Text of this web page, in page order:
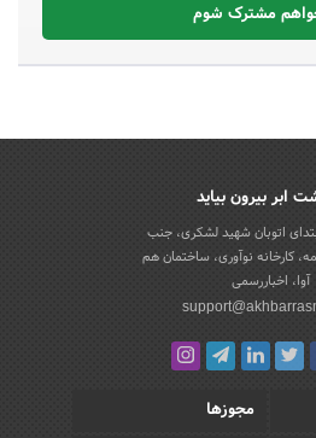
مشترک شوم
ابر بیرون بیاید
اتوبان شهید لشکری، جنب
کارخانه نوآوری، ساختمان هم
آوا، اخباررسمی
مجوزها